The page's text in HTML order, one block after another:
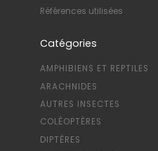
Références utilisées
Catégories
AMPHIBIENS ET REPTILES
ARACHNIDES
AUTRES INSECTES
COLÉOPTÈRES
DIPTÈRES